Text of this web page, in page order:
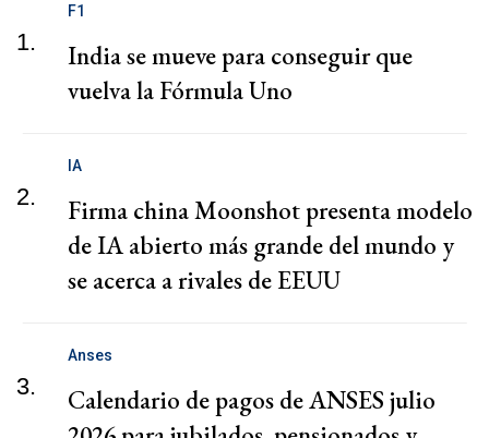
1.
F1
India se mueve para conseguir que
vuelva la Fórmula Uno
2.
IA
Firma china Moonshot presenta modelo
de IA abierto más grande del mundo y
se acerca a rivales de EEUU
3.
Anses
Calendario de pagos de ANSES julio